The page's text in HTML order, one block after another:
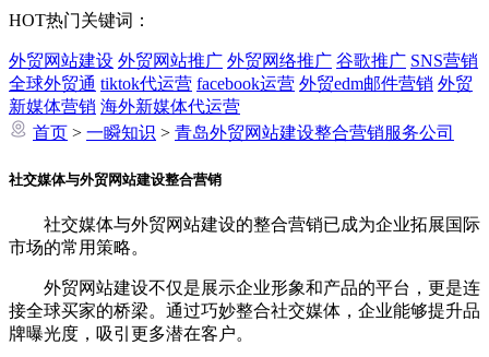
HOT热门关键词：
外贸网站建设 外贸网站推广 外贸网络推广 谷歌推广 SNS营销
全球外贸通 tiktok代运营 facebook运营 外贸edm邮件营销 外贸
新媒体营销 海外新媒体代运营
首页 > 一瞬知识 > 青岛外贸网站建设整合营销服务公司
社交媒体与外贸网站建设整合营销
社交媒体与外贸网站建设的整合营销已成为企业拓展国际
市场的常用策略。
外贸网站建设不仅是展示企业形象和产品的平台，更是连
接全球买家的桥梁。通过巧妙整合社交媒体，企业能够提升品
牌曝光度，吸引更多潜在客户。